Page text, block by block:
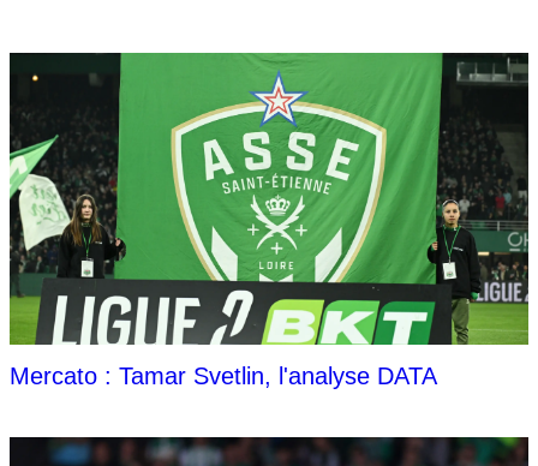
Mercato : Tamar Svetlin, l'analyse DATA